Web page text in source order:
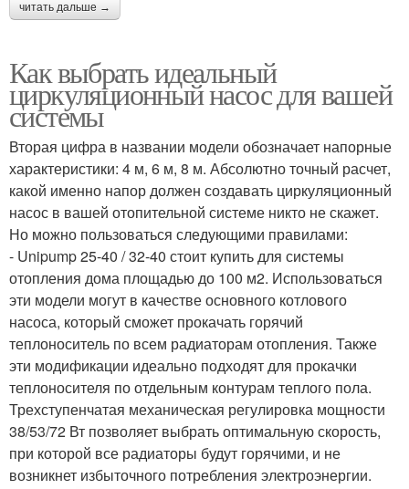
читать дальше →
Как выбрать идеальный
циркуляционный насос для вашей
системы
Вторая цифра в названии модели обозначает напорные
характеристики: 4 м, 6 м, 8 м. Абсолютно точный расчет,
какой именно напор должен создавать циркуляционный
насос в вашей отопительной системе никто не скажет.
Но можно пользоваться следующими правилами:
- Unipump 25-40 / 32-40 стоит купить для системы
отопления дома площадью до 100 м2. Использоваться
эти модели могут в качестве основного котлового
насоса, который сможет прокачать горячий
теплоноситель по всем радиаторам отопления. Также
эти модификации идеально подходят для прокачки
теплоносителя по отдельным контурам теплого пола.
Трехступенчатая механическая регулировка мощности
38/53/72 Вт позволяет выбрать оптимальную скорость,
при которой все радиаторы будут горячими, и не
возникнет избыточного потребления электроэнергии.